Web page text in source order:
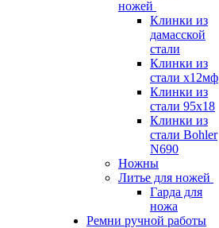
ножей
Клинки из
дамасской
стали
Клинки из
стали х12мф
Клинки из
стали 95х18
Клинки из
стали Bohler
N690
Ножны
Литье для ножей
Гарда для
ножа
Ремни ручной работы